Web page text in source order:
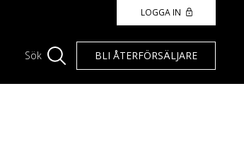
LOGGA IN
Sök BLI ÅTERFÖRSÄLJARE